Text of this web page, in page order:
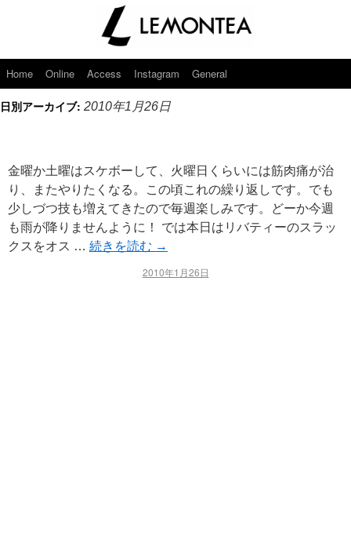
Home Online Access Instagram General
日別アーカイブ: 2010年1月26日
金曜か土曜はスケボーして、火曜日くらいには筋肉痛が治
り、またやりたくなる。この頃これの繰り返しです。でも
少しづつ技も増えてきたので毎週楽しみです。どーか今週
も雨が降りませんように！ では本日はリバティーのスラッ
クスをオス … 続きを読む →
2010年1月26日